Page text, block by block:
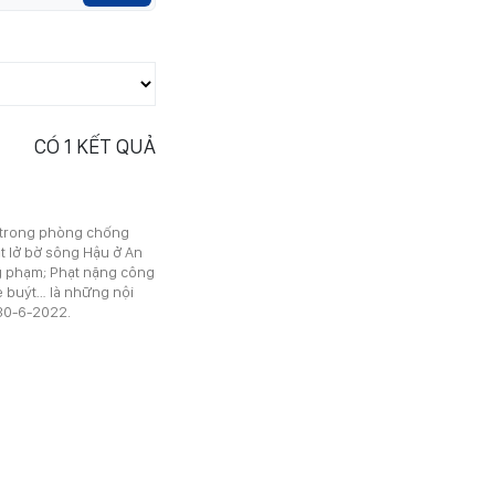
CÓ 1 KẾT QUẢ
phòng chống
lở bờ sông Hậu ở An
Phạt nặng công
buýt… là những nội
6-2022.